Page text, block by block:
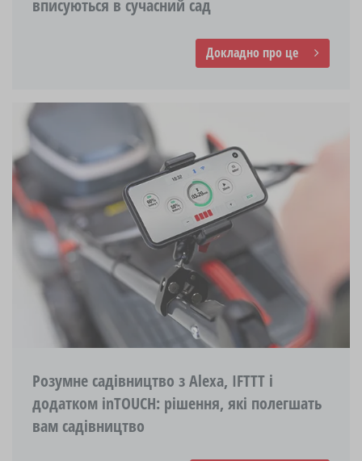
вписуються в сучасний сад
Докладно про це
Розумне садівництво з Alexa, IFTTT і
додатком inTOUCH: рішення, які полегшать
вам садівництво